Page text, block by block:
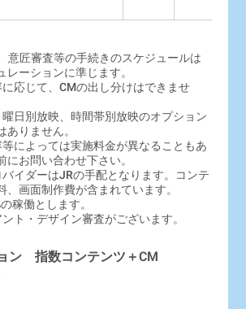
意匠審査等の手続きのスケジュールは
レーションに準じます。
応じて、CMの出し分けはできませ
日別放映、時間帯別放映のオプション
ありません。
によっては実施料金が異なることもあ
にお問い合わせ下さい。
イダーはJRの手配となります。コンテ
、画面制作費が含まれています。
稼働とします。
ト・デザイン審査がございます。
ン 指数コンテンツ＋CM